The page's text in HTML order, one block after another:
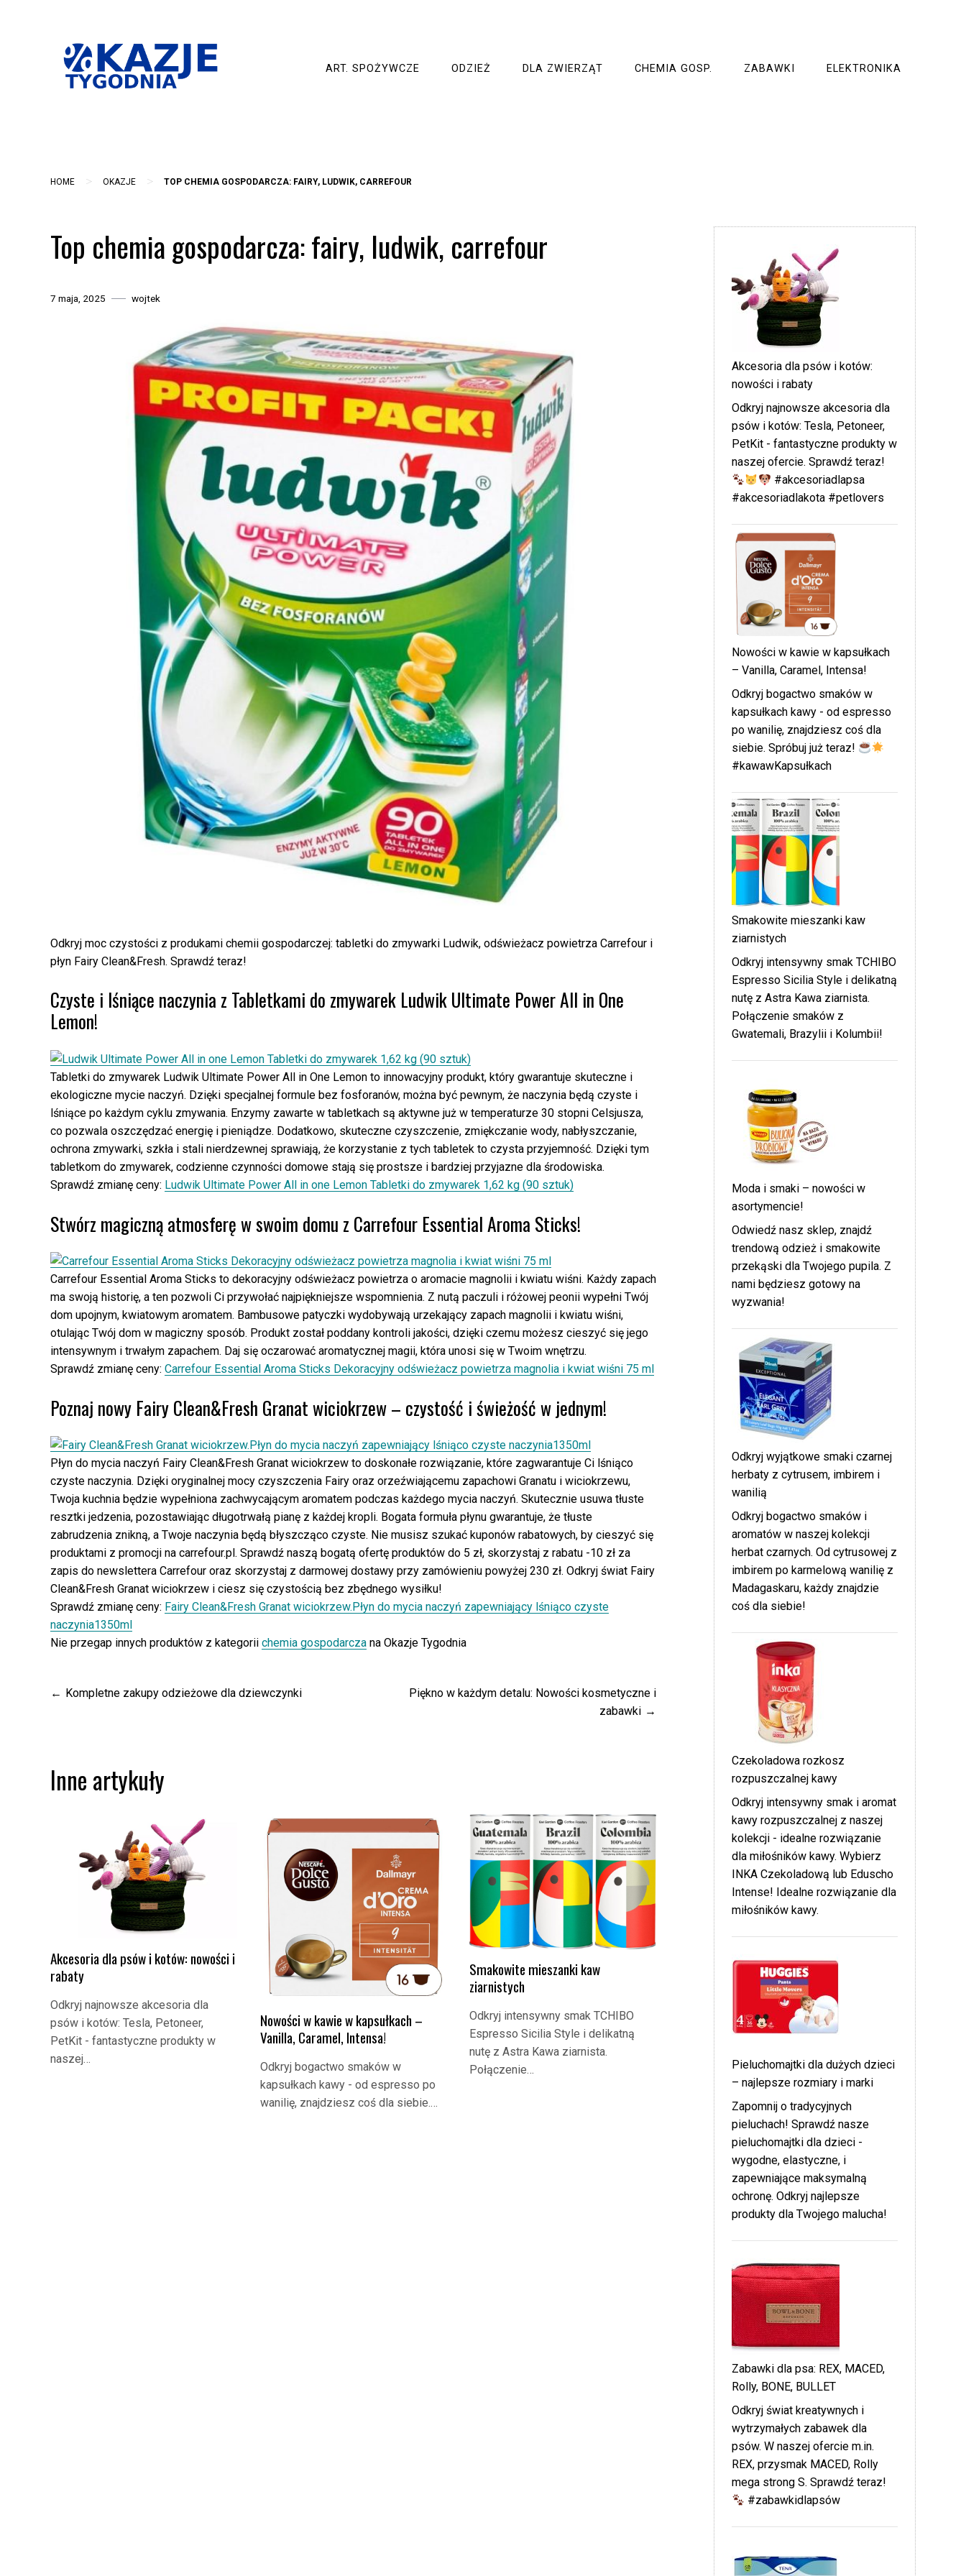
ART. SPOŻYWCZE ODZIEŻ DLA ZWIERZĄT CHEMIA GOSP. ZABAWKI ELEKTRONIKA
HOME > OKAZJE > TOP CHEMIA GOSPODARCZA: FAIRY, LUDWIK, CARREFOUR
Top chemia gospodarcza: fairy, ludwik, carrefour
7 maja, 2025 wojtek
Odkryj moc czystości z produkami chemii gospodarczej: tabletki do zmywarki Ludwik, odświeżacz powietrza Carrefour i
płyn Fairy Clean&Fresh. Sprawdź teraz!
Czyste i lśniące naczynia z Tabletkami do zmywarek Ludwik Ultimate Power All in One
Lemon!
Tabletki do zmywarek Ludwik Ultimate Power All in One Lemon to innowacyjny produkt, który gwarantuje skuteczne i
ekologiczne mycie naczyń. Dzięki specjalnej formule bez fosforanów, można być pewnym, że naczynia będą czyste i
lśniące po każdym cyklu zmywania. Enzymy zawarte w tabletkach są aktywne już w temperaturze 30 stopni Celsjusza,
co pozwala oszczędzać energię i pieniądze. Dodatkowo, skuteczne czyszczenie, zmiękczanie wody, nabłyszczanie,
ochrona zmywarki, szkła i stali nierdzewnej sprawiają, że korzystanie z tych tabletek to czysta przyjemność. Dzięki tym
tabletkom do zmywarek, codzienne czynności domowe stają się prostsze i bardziej przyjazne dla środowiska.
Sprawdź zmianę ceny: Ludwik Ultimate Power All in one Lemon Tabletki do zmywarek 1,62 kg (90 sztuk)
Stwórz magiczną atmosferę w swoim domu z Carrefour Essential Aroma Sticks!
Carrefour Essential Aroma Sticks to dekoracyjny odświeżacz powietrza o aromacie magnolii i kwiatu wiśni. Każdy zapach
ma swoją historię, a ten pozwoli Ci przywołać najpiękniejsze wspomnienia. Z nutą paczuli i różowej peonii wypełni Twój
dom upojnym, kwiatowym aromatem. Bambusowe patyczki wydobywają urzekający zapach magnolii i kwiatu wiśni,
otulając Twój dom w magiczny sposób. Produkt został poddany kontroli jakości, dzięki czemu możesz cieszyć się jego
intensywnym i trwałym zapachem. Daj się oczarować aromatycznej magii, która unosi się w Twoim wnętrzu.
Sprawdź zmianę ceny: Carrefour Essential Aroma Sticks Dekoracyjny odświeżacz powietrza magnolia i kwiat wiśni 75 ml
Poznaj nowy Fairy Clean&Fresh Granat wiciokrzew – czystość i świeżość w jednym!
Płyn do mycia naczyń Fairy Clean&Fresh Granat wiciokrzew to doskonałe rozwiązanie, które zagwarantuje Ci lśniąco
czyste naczynia. Dzięki oryginalnej mocy czyszczenia Fairy oraz orzeźwiającemu zapachowi Granatu i wiciokrzewu,
Twoja kuchnia będzie wypełniona zachwycającym aromatem podczas każdego mycia naczyń. Skutecznie usuwa tłuste
resztki jedzenia, pozostawiając długotrwałą pianę z każdej kropli. Bogata formuła płynu gwarantuje, że tłuste
zabrudzenia znikną, a Twoje naczynia będą błyszcząco czyste. Nie musisz szukać kuponów rabatowych, by cieszyć się
produktami z promocji na carrefour.pl. Sprawdź naszą bogatą ofertę produktów do 5 zł, skorzystaj z rabatu -10 zł za
zapis do newslettera Carrefour oraz skorzystaj z darmowej dostawy przy zamówieniu powyżej 230 zł. Odkryj świat Fairy
Clean&Fresh Granat wiciokrzew i ciesz się czystością bez zbędnego wysiłku!
Sprawdź zmianę ceny: Fairy Clean&Fresh Granat wiciokrzew.Płyn do mycia naczyń zapewniający lśniąco czyste
naczynia1350ml
Nie przegap innych produktów z kategorii chemia gospodarcza na Okazje Tygodnia
Nawigacja
Kompletne zakupy odzieżowe dla dziewczynki
Piękno w każdym detalu: Nowości kosmetyczne i
zabawki
Inne artykuły
Akcesoria dla psów i kotów: nowości i
rabaty
Odkryj najnowsze akcesoria dla
psów i kotów: Tesla, Petoneer,
PetKit - fantastyczne produkty w
naszej…
Nowości w kawie w kapsułkach –
Vanilla, Caramel, Intensa!
Odkryj bogactwo smaków w
kapsułkach kawy - od espresso po
wanilię, znajdziesz coś dla siebie.…
Smakowite mieszanki kaw
ziarnistych
Odkryj intensywny smak TCHIBO
Espresso Sicilia Style i delikatną
nutę z Astra Kawa ziarnista.
Połączenie…
Akcesoria dla psów i kotów:
nowości i rabaty
Odkryj najnowsze akcesoria dla
psów i kotów: Tesla, Petoneer,
PetKit - fantastyczne produkty w
naszej ofercie. Sprawdź teraz!
#akcesoriadlapsa
#akcesoriadlakota #petlovers
Nowości w kawie w kapsułkach
– Vanilla, Caramel, Intensa!
Odkryj bogactwo smaków w
kapsułkach kawy - od espresso
po wanilię, znajdziesz coś dla
siebie. Spróbuj już teraz!
#kawawKapsułkach
Smakowite mieszanki kaw
ziarnistych
Odkryj intensywny smak TCHIBO
Espresso Sicilia Style i delikatną
nutę z Astra Kawa ziarnista.
Połączenie smaków z
Gwatemali, Brazylii i Kolumbii!
Moda i smaki – nowości w
asortymencie!
Odwiedź nasz sklep, znajdź
trendową odzież i smakowite
przekąski dla Twojego pupila. Z
nami będziesz gotowy na
wyzwania!
Odkryj wyjątkowe smaki czarnej
herbaty z cytrusem, imbirem i
wanilią
Odkryj bogactwo smaków i
aromatów w naszej kolekcji
herbat czarnych. Od cytrusowej z
imbirem po karmelową wanilię z
Madagaskaru, każdy znajdzie
coś dla siebie!
Czekoladowa rozkosz
rozpuszczalnej kawy
Odkryj intensywny smak i aromat
kawy rozpuszczalnej z naszej
kolekcji - idealne rozwiązanie
dla miłośników kawy. Wybierz
INKA Czekoladową lub Eduscho
Intense! Idealne rozwiązanie dla
miłośników kawy.
Pieluchomajtki dla dużych dzieci
– najlepsze rozmiary i marki
Zapomnij o tradycyjnych
pieluchach! Sprawdź nasze
pieluchomajtki dla dzieci -
wygodne, elastyczne, i
zapewniające maksymalną
ochronę. Odkryj najlepsze
produkty dla Twojego malucha!
Zabawki dla psa: REX, MACED,
Rolly, BONE, BULLET
Odkryj świat kreatywnych i
wytrzymałych zabawek dla
psów. W naszej ofercie m.in.
REX, przysmak MACED, Rolly
mega strong S. Sprawdź teraz!
#zabawkidlapsów